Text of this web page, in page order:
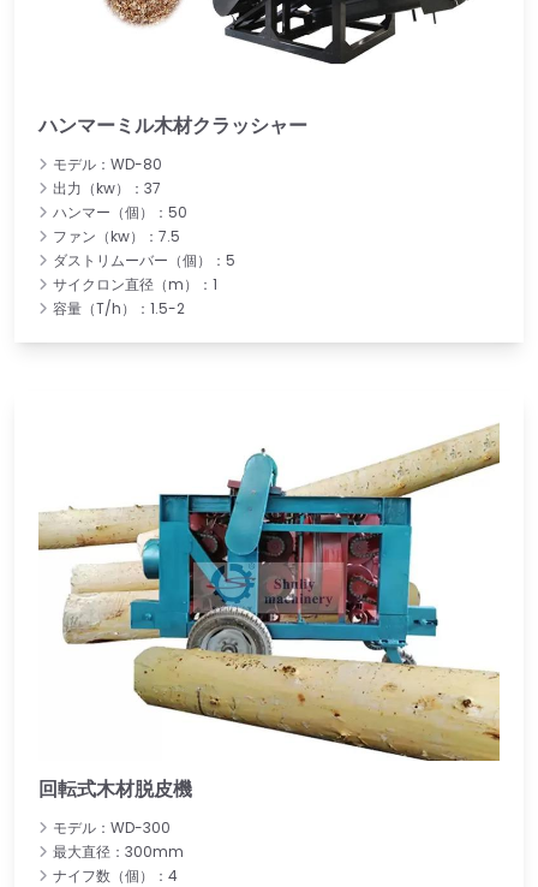
ハンマーミル木材クラッシャー
モデル：WD-80
出力（kw）：37
ハンマー（個）：50
ファン（kw）：7.5
ダストリムーバー（個）：5
サイクロン直径（m）：1
容量（T/h）：1.5-2
回転式木材脱皮機
モデル：WD-300
最大直径：300mm
ナイフ数（個）：4